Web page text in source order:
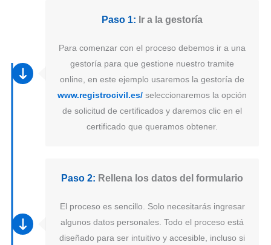
Paso 1: Ir a la gestoría
Para comenzar con el proceso debemos ir a una
gestoría para que gestione nuestro tramite
online, en este ejemplo usaremos la gestoría de
www.registrocivil.es/ seleccionaremos la opción
de solicitud de certificados y daremos clic en el
certificado que queramos obtener.
Paso 2: Rellena los datos del formulario
El proceso es sencillo. Solo necesitarás ingresar
algunos datos personales. Todo el proceso está
diseñado para ser intuitivo y accesible, incluso si